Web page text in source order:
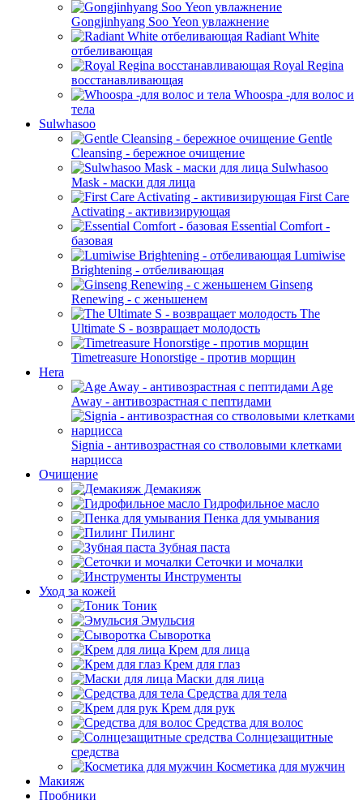
Gongjinhyang Soo Yeon увлажнение
Radiant White
отбеливающая
Royal Regina
восстанавливающая
Whoospa -для волос и
тела
Sulwhasoo
Gentle
Cleansing - бережное очищение
Sulwhasoo
Mask - маски для лица
First Care
Activating - активизирующая
Essential Comfort -
базовая
Lumiwise
Brightening - отбеливающая
Ginseng
Renewing - с женьшенем
The
Ultimate S - возвращает молодость
Timetreasure Honorstige - против морщин
Hera
Age
Away - антивозрастная с пептидами
Signia - антивозрастная со стволовыми клетками
нарцисса
Очищение
Демакияж
Гидрофильное масло
Пенка для умывания
Пилинг
Зубная паста
Сеточки и мочалки
Инструменты
Уход за кожей
Тоник
Эмульсия
Сыворотка
Крем для лица
Крем для глаз
Маски для лица
Средства для тела
Крем для рук
Средства для волос
Солнцезащитные
средства
Косметика для мужчин
Макияж
Пробники